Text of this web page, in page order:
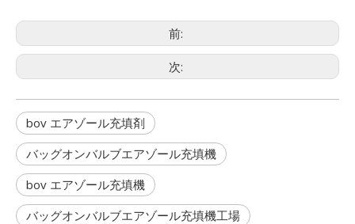
前:
次:
bov エアゾール充填剤
バッグオンバルブエアゾール充填機
bov エアゾール充填機
バッグオンバルブエアゾール充填機工場